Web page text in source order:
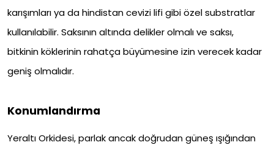
karışımları ya da hindistan cevizi lifi gibi özel substratlar
kullanılabilir. Saksının altında delikler olmalı ve saksı,
bitkinin köklerinin rahatça büyümesine izin verecek kadar
geniş olmalıdır.
Konumlandırma
Yeraltı Orkidesi, parlak ancak doğrudan güneş ışığından